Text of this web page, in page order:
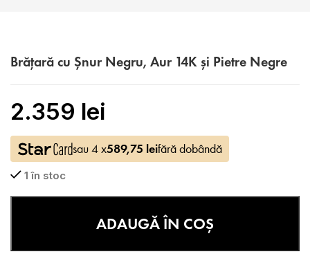
Brățară cu Șnur Negru, Aur 14K și Pietre Negre
2.359 lei
sau 4 x589,75 leifără dobândă
1 în stoc
ADAUGĂ ÎN COȘ